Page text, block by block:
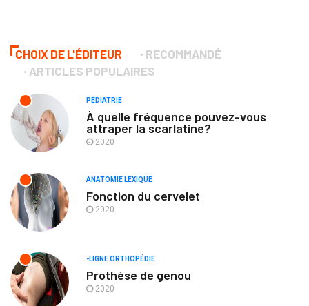
CHOIX DE L'ÉDITEUR
RECOMMANDÉ
ARTICLES POPULAIRES
PÉDIATRIE
À quelle fréquence pouvez-vous
attraper la scarlatine?
2020
ANATOMIE LEXIQUE
Fonction du cervelet
2020
-LIGNE ORTHOPÉDIE
Prothèse de genou
2020